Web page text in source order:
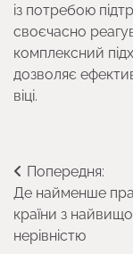
із потребою
своєчасно
комплексний
дозволяє
віці.
Навігація
записів
Попередня:
Де найменше
країни з
нерівністю